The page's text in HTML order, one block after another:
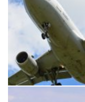
An124, RA-82013